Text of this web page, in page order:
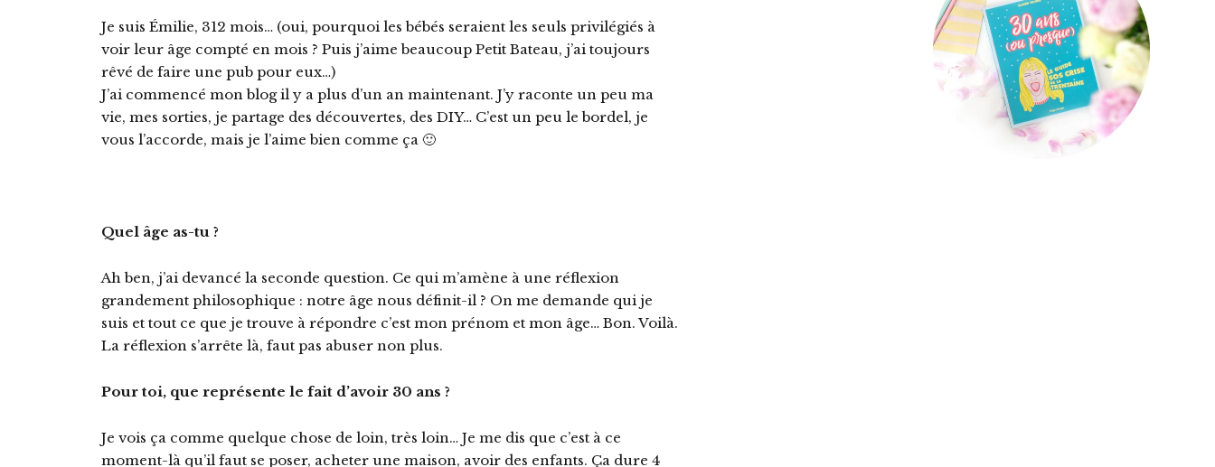
Je suis Émilie, 312 mois… (oui, pourquoi les bébés seraient les seuls privilégiés à
voir leur âge compté en mois ? Puis j’aime beaucoup Petit Bateau, j’ai toujours
rêvé de faire une pub pour eux…)
J’ai commencé mon blog il y a plus d’un an maintenant. J’y raconte un peu ma
vie, mes sorties, je partage des découvertes, des DIY… C’est un peu le bordel, je
vous l’accorde, mais je l’aime bien comme ça 🙂
Quel âge as-tu ?
Ah ben, j’ai devancé la seconde question. Ce qui m’amène à une réflexion
grandement philosophique : notre âge nous définit-il ? On me demande qui je
suis et tout ce que je trouve à répondre c’est mon prénom et mon âge… Bon. Voilà.
La réflexion s’arrête là, faut pas abuser non plus.
Pour toi, que représente le fait d’avoir 30 ans ?
Je vois ça comme quelque chose de loin, très loin… Je me dis que c’est à ce
moment-là qu’il faut se poser, acheter une maison, avoir des enfants. Ça dure 4